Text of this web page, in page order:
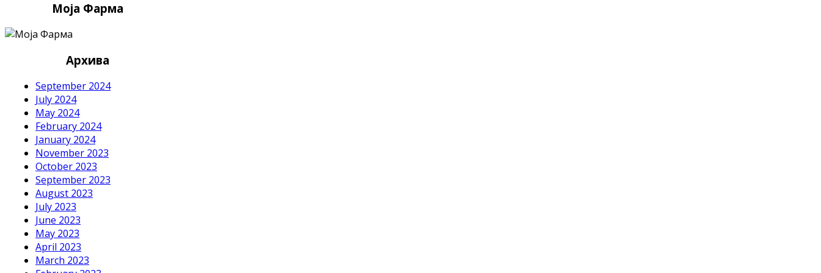
Моја Фарма
Архива
September 2024
July 2024
May 2024
February 2024
January 2024
November 2023
October 2023
September 2023
August 2023
July 2023
June 2023
May 2023
April 2023
March 2023